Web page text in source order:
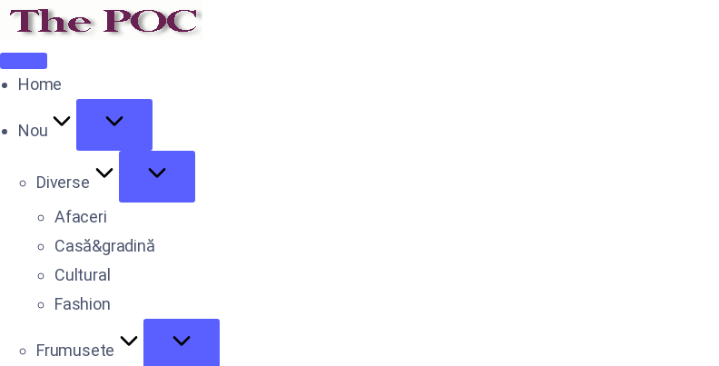
Home
Nou
Diverse
Afaceri
Casă&gradină
Cultural
Fashion
Frumusete